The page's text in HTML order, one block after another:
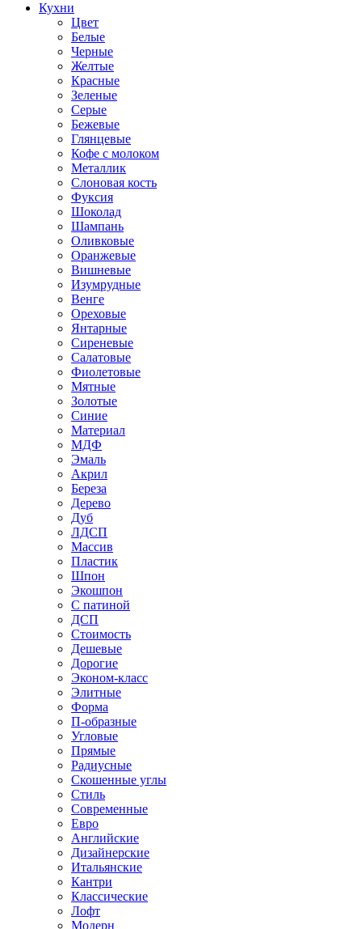
Кухни
Цвет
Белые
Черные
Желтые
Красные
Зеленые
Серые
Бежевые
Глянцевые
Кофе с молоком
Металлик
Слоновая кость
Фуксия
Шоколад
Шампань
Оливковые
Оранжевые
Вишневые
Изумрудные
Венге
Ореховые
Янтарные
Сиреневые
Салатовые
Фиолетовые
Мятные
Золотые
Синие
Материал
МДФ
Эмаль
Акрил
Береза
Дерево
Дуб
ЛДСП
Массив
Пластик
Шпон
Экошпон
С патиной
ДСП
Стоимость
Дешевые
Дорогие
Эконом-класс
Элитные
Форма
П-образные
Угловые
Прямые
Радиусные
Скошенные углы
Стиль
Современные
Евро
Английские
Дизайнерские
Итальянские
Кантри
Классические
Лофт
Модерн